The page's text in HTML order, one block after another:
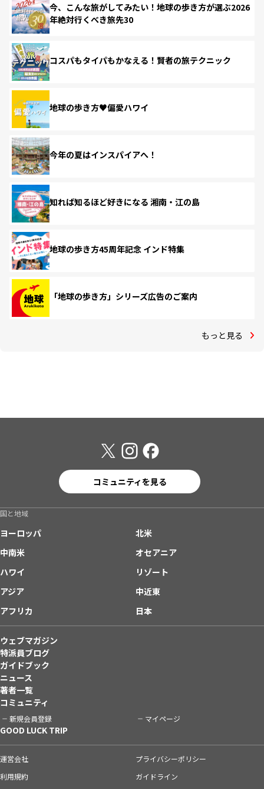
今、こんな旅がしてみたい！地球の歩き方が選ぶ2026
年絶対行くべき旅先30
コスパもタイパもかなえる！賢者の旅テクニック
地球の歩き方♥偏愛ハワイ
今年の夏はインスパイアへ！
知れば知るほど好きになる 湘南・江の島
地球の歩き方45周年記念 インド特集
「地球の歩き方」シリーズ広告のご案内
もっと見る
コミュニティを見る
国と地域
ヨーロッパ
北米
中南米
オセアニア
ハワイ
リゾート
アジア
中近東
アフリカ
日本
ウェブマガジン
特派員ブログ
ガイドブック
ニュース
著者一覧
コミュニティ
新規会員登録 マイページ
GOOD LUCK TRIP
運営会社
プライバシーポリシー
利用規約
ガイドライン